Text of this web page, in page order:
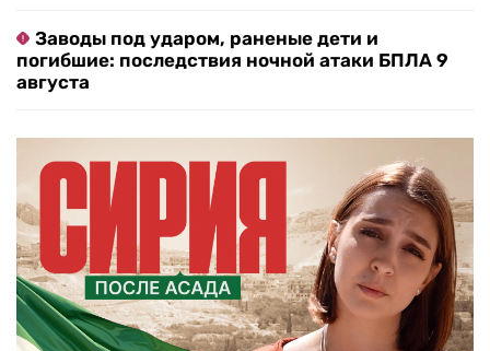
Заводы под ударом, раненые дети и
погибшие: последствия ночной атаки БПЛА 9
августа